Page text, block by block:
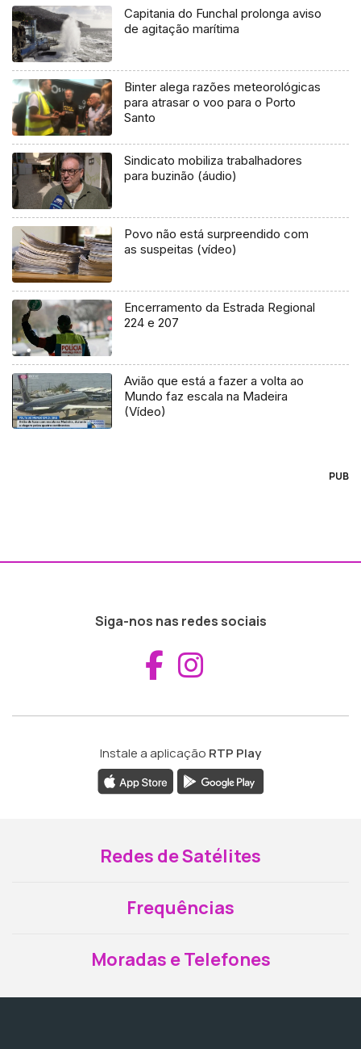
Capitania do Funchal prolonga aviso
de agitação marítima
Binter alega razões meteorológicas
para atrasar o voo para o Porto
Santo
Sindicato mobiliza trabalhadores
para buzinão (áudio)
Povo não está surpreendido com
as suspeitas (vídeo)
Encerramento da Estrada Regional
224 e 207
Avião que está a fazer a volta ao
Mundo faz escala na Madeira
(Vídeo)
PUB
Siga-nos nas redes sociais
Aceder ao
Instale a aplicação RTP Play
Redes de Satélites
Frequências
Moradas e Telefones